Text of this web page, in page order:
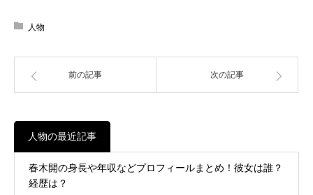
人物
前の記事 次の記事
人物の最近記事
春木開の身長や年収などプロフィールまとめ！彼女は誰？
経歴は？